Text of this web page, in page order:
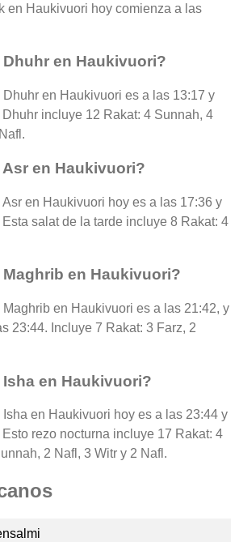
en Haukivuori hoy comienza a las
en Haukivuori?
en Haukivuori es a las 13:17 y
incluye 12 Rakat: 4 Sunnah, 4
en Haukivuori?
en Haukivuori hoy es a las 17:36 y
salat de la tarde incluye 8 Rakat: 4
en Haukivuori?
en Haukivuori es a las 21:42, y
23:44. Incluye 7 Rakat: 3 Farz, 2
en Haukivuori?
en Haukivuori hoy es a las 23:44 y
rezo nocturna incluye 17 Rakat: 4
2 Nafl, 3 Witr y 2 Nafl.